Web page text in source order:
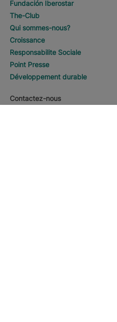
Fundación Iberostar
The-Club
Qui sommes-nous?
Croissance
Responsabilite Sociale
Point Presse
Développement durable
Contactez-nous